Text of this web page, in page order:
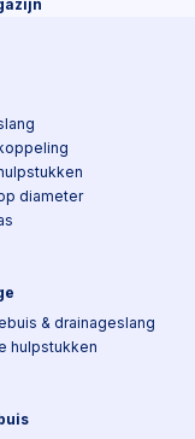
diameter
& drainageslang
hulpstukken